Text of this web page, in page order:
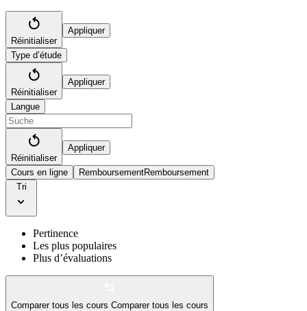
Réinitialiser
Appliquer
Type d’étude
Réinitialiser
Appliquer
Langue
Réinitialiser
Appliquer
Cours en ligne RemboursementRemboursement
Tri
Pertinence
Les plus populaires
Plus d’évaluations
Comparer tous les cours Comparer tous les cours